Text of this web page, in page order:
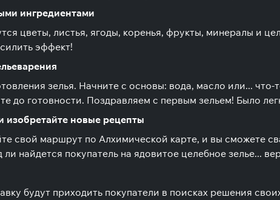
ингредиентами
цветы, листья, ягоды, коренья, фрукты, минералы и
эффект!
зелья. Начните с основы: вода, масло или...
до готовности. Поздравляем с первым зельем! Было
изобретайте новые рецепты
свой маршрут по Алхимической карте, и вы сможете
найдется покупатель на ядовитое целебное зелье...
будут приходить покупатели в поисках решения